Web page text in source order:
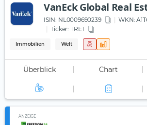
VanEck Global Real
ISIN: NL0009690239 WKN:
Ticker: TRET
Immobilien Welt
Überblick Chart
ANZEIGE